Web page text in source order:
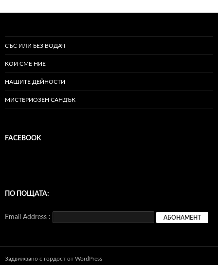
СЪС ИЛИ БЕЗ ВОДАЧ
КОИ СМЕ НИЕ
НАШИТЕ ДЕЙНОСТИ
МИСТЕРИОЗЕН САНДЪК
FACEBOOK
ПО ПОЩАТА:
Email Address :
Задвижвано с гордост от WordPress